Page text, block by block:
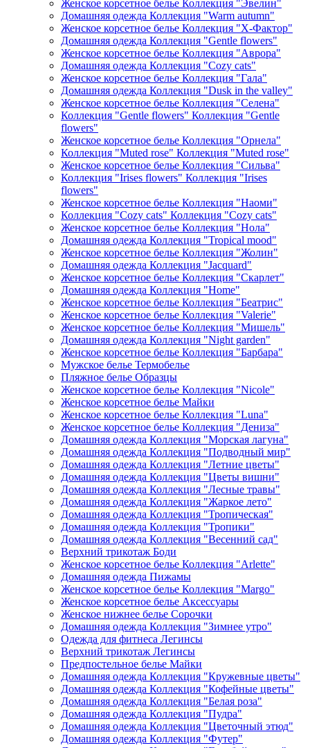
Женское корсетное белье Коллекция "Эвелин"
Домашняя одежда Коллекция "Warm autumn"
Женское корсетное белье Коллекция "Х-Фактор"
Домашняя одежда Коллекция "Gentle flowers"
Женское корсетное белье Коллекция "Аврора"
Домашняя одежда Коллекция "Cozy cats"
Женское корсетное белье Коллекция "Гала"
Домашняя одежда Коллекция "Dusk in the valley"
Женское корсетное белье Коллекция "Селена"
Коллекция "Gentle flowers" Коллекция "Gentle
flowers"
Женское корсетное белье Коллекция "Орнела"
Коллекция "Muted rose" Коллекция "Muted rose"
Женское корсетное белье Коллекция "Сильва"
Коллекция "Irises flowers" Коллекция "Irises
flowers"
Женское корсетное белье Коллекция "Наоми"
Коллекция "Cozy cats" Коллекция "Cozy cats"
Женское корсетное белье Коллекция "Нола"
Домашняя одежда Коллекция "Tropical mood"
Женское корсетное белье Коллекция "Жолин"
Домашняя одежда Коллекция "Jacquard"
Женское корсетное белье Коллекция "Скарлет"
Домашняя одежда Коллекция "Home"
Женское корсетное белье Коллекция "Беатрис"
Женское корсетное белье Коллекция "Valerie"
Женское корсетное белье Коллекция "Мишель"
Домашняя одежда Коллекция "Night garden"
Женское корсетное белье Коллекция "Барбара"
Мужское белье Термобелье
Пляжное белье Образцы
Женское корсетное белье Коллекция "Nicole"
Женское корсетное белье Майки
Женское корсетное белье Коллекция "Luna"
Женское корсетное белье Коллекция "Дениза"
Домашняя одежда Коллекция "Морская лагуна"
Домашняя одежда Коллекция "Подводный мир"
Домашняя одежда Коллекция "Летние цветы"
Домашняя одежда Коллекция "Цветы вишни"
Домашняя одежда Коллекция "Лесные травы"
Домашняя одежда Коллекция "Жаркое лето"
Домашняя одежда Коллекция "Тропическая"
Домашняя одежда Коллекция "Тропики"
Домашняя одежда Коллекция "Весенний сад"
Верхний трикотаж Боди
Женское корсетное белье Коллекция "Arlette"
Домашняя одежда Пижамы
Женское корсетное белье Коллекция "Margo"
Женское корсетное белье Аксессуары
Женское нижнее белье Сорочки
Домашняя одежда Коллекция "Зимнее утро"
Одежда для фитнеса Легинсы
Верхний трикотаж Легинсы
Предпостельное белье Майки
Домашняя одежда Коллекция "Кружевные цветы"
Домашняя одежда Коллекция "Кофейные цветы"
Домашняя одежда Коллекция "Белая роза"
Домашняя одежда Коллекция "Пудра"
Домашняя одежда Коллекция "Цветочный этюд"
Домашняя одежда Коллекция "Футер"